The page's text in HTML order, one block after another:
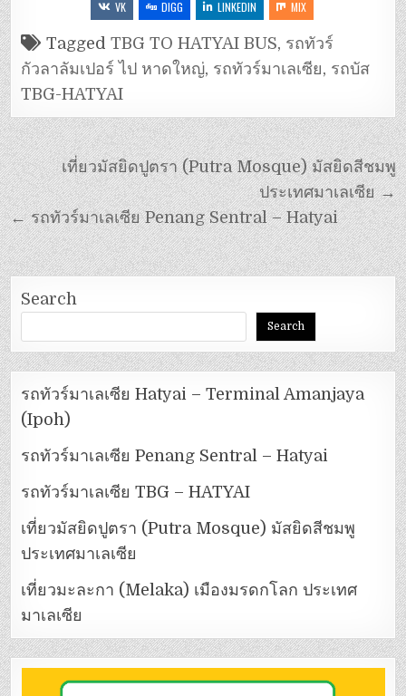
VK DIGG LINKEDIN MIX
TaggedTBG TO HATYAI BUS, รถทัวร์
กัวลาลัมเปอร์ ไป หาดใหญ่, รถทัวร์มาเลเซีย, รถบัส
TBG-HATYAI
เที่ยวมัสยิดปูตรา (Putra Mosque) มัสยิดสีชมพู
ประเทศมาเลเซีย →
← รถทัวร์มาเลเซีย Penang Sentral – Hatyai
Search
Search
รถทัวร์มาเลเซีย Hatyai – Terminal Amanjaya
(Ipoh)
รถทัวร์มาเลเซีย Penang Sentral – Hatyai
รถทัวร์มาเลเซีย TBG – HATYAI
เที่ยวมัสยิดปูตรา (Putra Mosque) มัสยิดสีชมพู
ประเทศมาเลเซีย
เที่ยวมะละกา (Melaka) เมืองมรดกโลก ประเทศ
มาเลเซีย